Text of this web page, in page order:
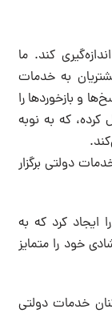
کند. ما
به خدمات
و بازخوردها را
که به نوبه
دولتی برگزار
کرد که به
خود را متمایز
خدمات دولتی